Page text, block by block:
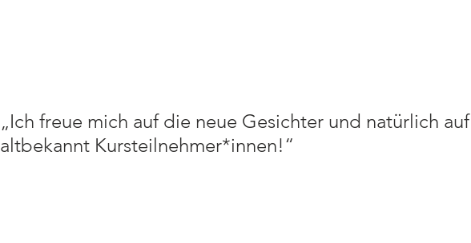
„Ich freue mich auf die neue Gesichter und natürlich auf
altbekannt Kursteilnehmer*innen!“